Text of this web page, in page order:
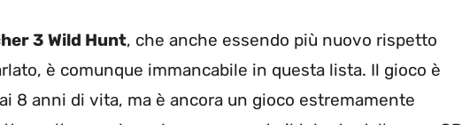
3 Wild Hunt, che anche essendo più nuovo rispetto
è comunque immancabile in questa lista. Il gioco è
8 anni di vita, ma è ancora un gioco estremamente